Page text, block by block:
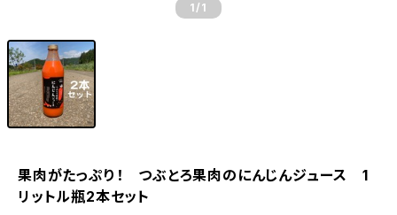
1 /1
果肉がたっぷり！ つぶとろ果肉のにんじんジュース 1
リットル瓶2本セット